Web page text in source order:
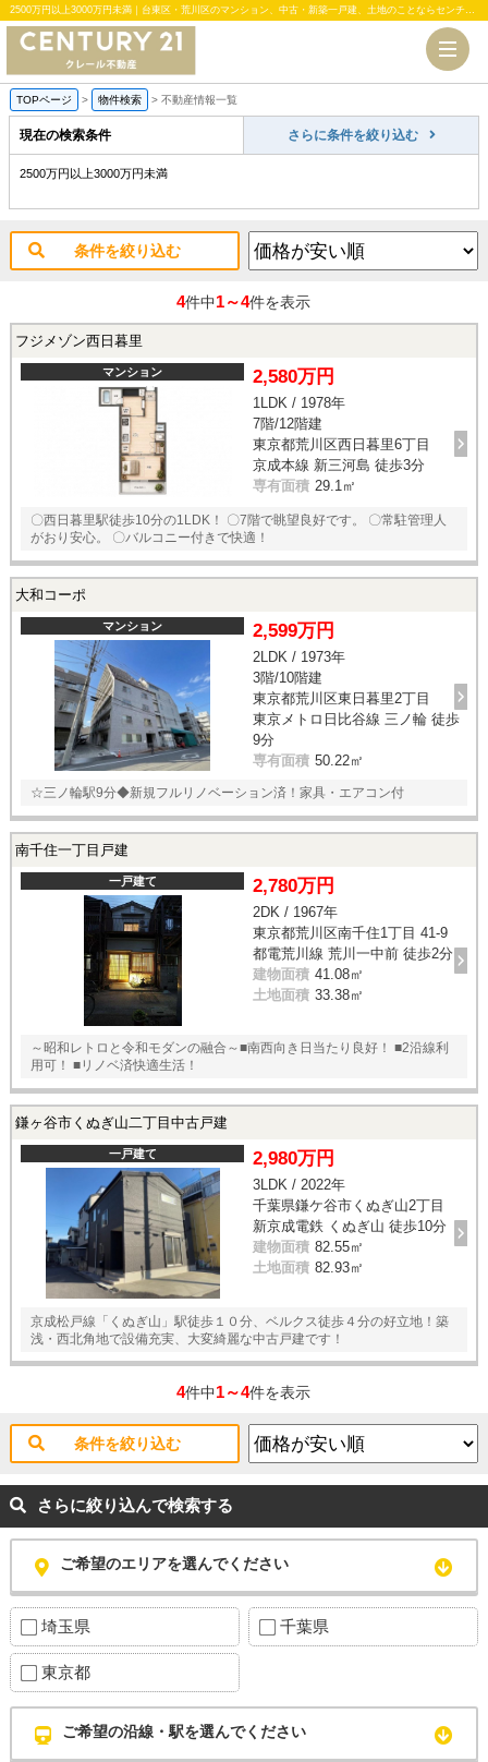
2500万円以上3000万円未満｜台東区・荒川区のマンション、中古・新築一戸建、土地のことならセンチュリー21クレール不動産
TOPページ > 物件検索 > 不動産情報一覧
現在の検索条件 さらに条件を絞り込む
2500万円以上3000万円未満
条件を絞り込む
4件中1～4件を表示
フジメゾン西日暮里
マンション 2,580万円
1LDK / 1978年
7階/12階建
東京都荒川区西日暮里6丁目
京成本線 新三河島 徒歩3分
専有面積 29.1㎡
〇西日暮里駅徒歩10分の1LDK！ 〇7階で眺望良好です。 〇常駐管理人
がおり安心。 〇バルコニー付きで快適！
大和コーポ
マンション 2,599万円
2LDK / 1973年
3階/10階建
東京都荒川区東日暮里2丁目
東京メトロ日比谷線 三ノ輪 徒歩
9分
専有面積 50.22㎡
☆三ノ輪駅9分◆新規フルリノベーション済！家具・エアコン付
南千住一丁目戸建
一戸建て 2,780万円
2DK / 1967年
東京都荒川区南千住1丁目 41-9
都電荒川線 荒川一中前 徒歩2分
建物面積 41.08㎡
土地面積 33.38㎡
～昭和レトロと令和モダンの融合～■南西向き日当たり良好！ ■2沿線利
用可！ ■リノベ済快適生活！
鎌ヶ谷市くぬぎ山二丁目中古戸建
一戸建て 2,980万円
3LDK / 2022年
千葉県鎌ケ谷市くぬぎ山2丁目
新京成電鉄 くぬぎ山 徒歩10分
建物面積 82.55㎡
土地面積 82.93㎡
京成松戸線「くぬぎ山」駅徒歩１０分、ベルクス徒歩４分の好立地！築
浅・西北角地で設備充実、大変綺麗な中古戸建です！
4件中1～4件を表示
条件を絞り込む
さらに絞り込んで検索する
ご希望のエリアを選んでください
埼玉県 千葉県
東京都
ご希望の沿線・駅を選んでください